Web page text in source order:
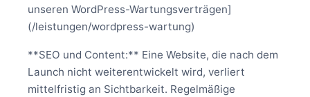
unseren WordPress-Wartungsverträgen]
(/leistungen/wordpress-wartung)
**SEO und Content:** Eine Website, die nach dem
Launch nicht weiterentwickelt wird, verliert
mittelfristig an Sichtbarkeit. Regelmäßige